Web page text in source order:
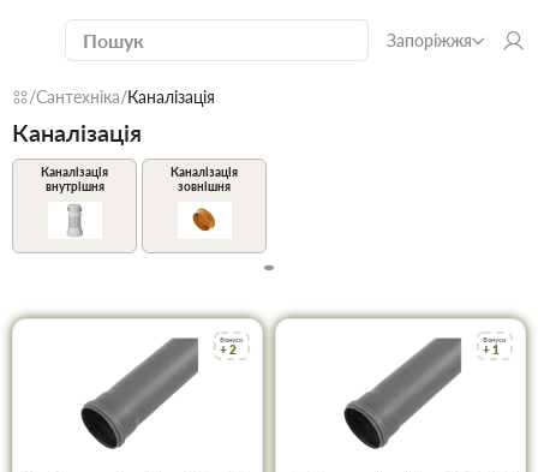
Запоріжжя
Сантехніка Каналізація
Каналізація
Каналізація
внутрішня
Каналізація
зовнішня
Бонуси
+ 2
Бонуси
+ 1